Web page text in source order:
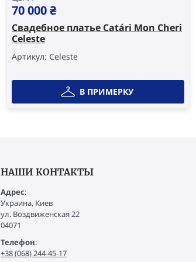
70 000₴
Свадебное платье Catári Mon Cheri
Celeste
Артикул: Celeste
В ПРИМЕРКУ
НАШИ КОНТАКТЫ
Адрес:
Украина, Киев
ул. Воздвиженская 22
04071
Телефон:
+38 (068) 244-45-17